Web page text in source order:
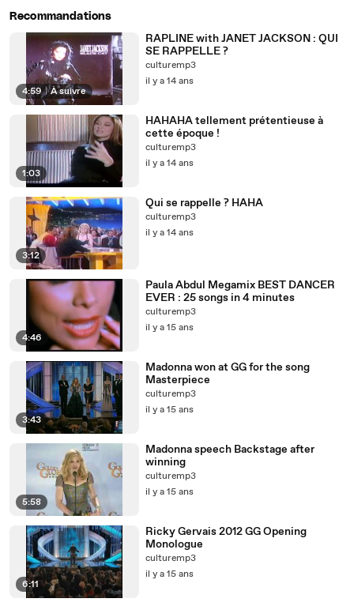
Recommandations
4:59 | À suivre
RAPLINE with JANET JACKSON : QUI
SE RAPPELLE ?
culturemp3
il y a 14 ans
1:03
HAHAHA tellement prétentieuse à
cette époque !
culturemp3
il y a 14 ans
3:12
Qui se rappelle ? HAHA
culturemp3
il y a 14 ans
4:46
Paula Abdul Megamix BEST DANCER
EVER : 25 songs in 4 minutes
culturemp3
il y a 15 ans
3:43
Madonna won at GG for the song
Masterpiece
culturemp3
il y a 15 ans
5:58
Madonna speech Backstage after
winning
culturemp3
il y a 15 ans
6:11
Ricky Gervais 2012 GG Opening
Monologue
culturemp3
il y a 15 ans